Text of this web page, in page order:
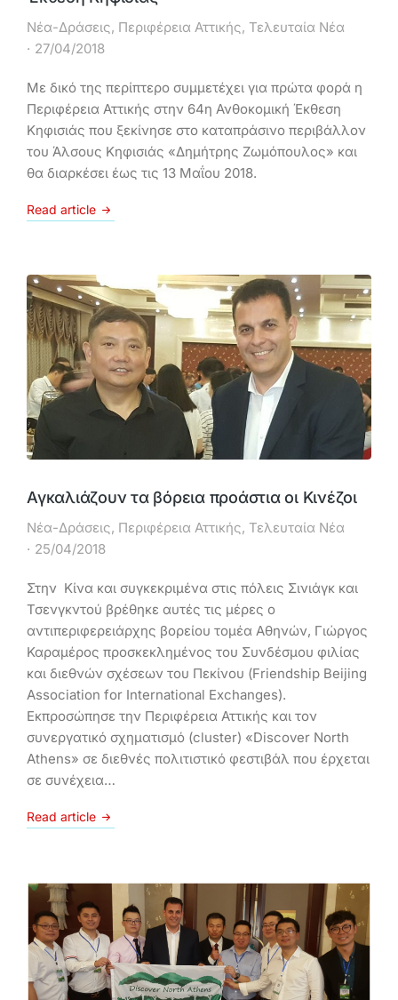
Νέα-Δράσεις, Περιφέρεια Αττικής, Τελευταία Νέα
27/04/2018
Με δικό της περίπτερο συμμετέχει για πρώτα φορά η
Περιφέρεια Αττικής στην 64η Ανθοκομική Έκθεση
Κηφισιάς που ξεκίνησε στο καταπράσινο περιβάλλον
του Άλσους Κηφισιάς «Δημήτρης Ζωμόπουλος» και
θα διαρκέσει έως τις 13 Μαΐου 2018.
Read article
Αγκαλιάζουν τα βόρεια προάστια οι Κινέζοι
Νέα-Δράσεις, Περιφέρεια Αττικής, Τελευταία Νέα
25/04/2018
Στην Κίνα και συγκεκριμένα στις πόλεις Σινιάγκ και
Τσενγκντού βρέθηκε αυτές τις μέρες ο
αντιπεριφερειάρχης βορείου τομέα Αθηνών, Γιώργος
Καραμέρος προσκεκλημένος του Συνδέσμου φιλίας
και διεθνών σχέσεων του Πεκίνου (Friendship Beijing
Association for International Exchanges).
Εκπροσώπησε την Περιφέρεια Αττικής και τον
συνεργατικό σχηματισμό (cluster) «Discover North
Athens» σε διεθνές πολιτιστικό φεστιβάλ που έρχεται
σε συνέχεια…
Read article